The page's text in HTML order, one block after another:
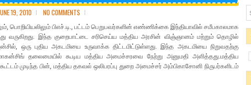
19, 2010 NO COMMENTS
பொறியியலிலும் பிஎச்.டி., பட்டம் பெறுபவர்களின் எண்ணிக்கை இந்தியாவில் சமீபகாலமாக
வருகிறது. இந்த குறைபாட்டை சரிசெய்ய மத்திய அரசின் விஞ்ஞானம் மற்றும் தொழில்
ஒரு புதிய அகடமியை உருவாக்க திட்டமிட்டுள்ளது. இந்த அகடமியை நிறுவதற்கு
தலைமையில் கூடிய மத்திய அமைச்சரவை நேற்று அனுமதி அளித்தது.மத்திய
முடிந்த பின், மத்திய தகவல் ஒலிபரப்பு துறை அமைச்சர் அம்பிகாசோனி நிருபர்களிடம்